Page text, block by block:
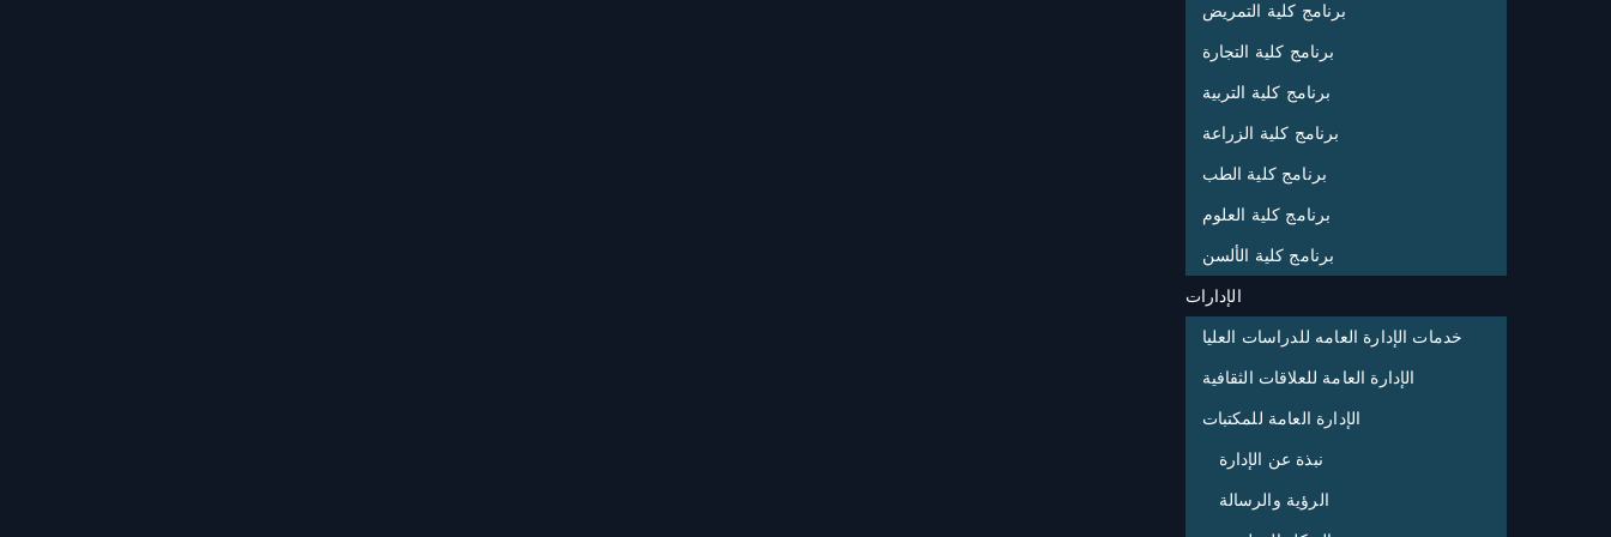
برنامج كلية التمريض
برنامج كلية التجارة
برنامج كلية التربية
برنامج كلية الزراعة
برنامج كلية الطب
برنامج كلية العلوم
برنامج كلية الألسن
الإدارات
خدمات الإدارة العامه للدراسات العليا
الإدارة العامة للعلاقات الثقافية
الإدارة العامة للمكتبات
نبذة عن الإدارة
الرؤية والرسالة